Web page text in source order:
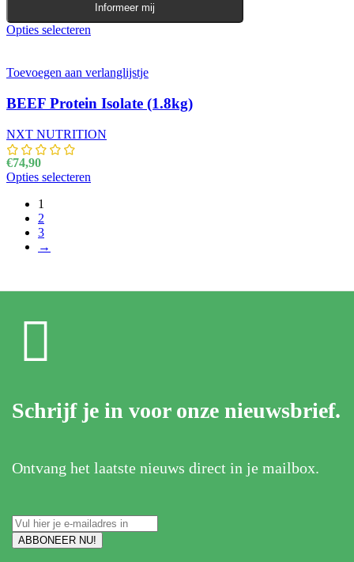
Informeer mij
Opties selecteren
Toevoegen aan verlanglijstje
BEEF Protein Isolate (1.8kg)
NXT NUTRITION
€74,90
Opties selecteren
1
2
3
→
Schrijf je in voor onze nieuwsbrief.
Ontvang het laatste nieuws direct in je mailbox.